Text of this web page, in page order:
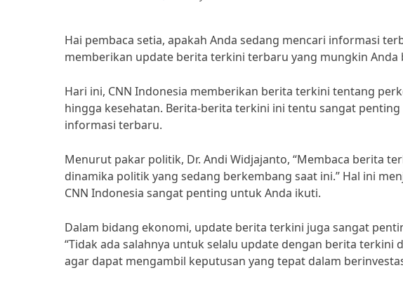
Hai pembaca setia, apakah Anda sedang mencari informasi
memberikan update berita terkini terbaru yang mungkin Anda
Hari ini, CNN Indonesia memberikan berita terkini tentang
hingga kesehatan. Berita-berita terkini ini tentu sangat
informasi terbaru.
Menurut pakar politik, Dr. Andi Widjajanto, “Membaca berita
dinamika politik yang sedang berkembang saat ini.” Hal ini
CNN Indonesia sangat penting untuk Anda ikuti.
Dalam bidang ekonomi, update berita terkini juga sangat
“Tidak ada salahnya untuk selalu update dengan berita terkini
agar dapat mengambil keputusan yang tepat dalam